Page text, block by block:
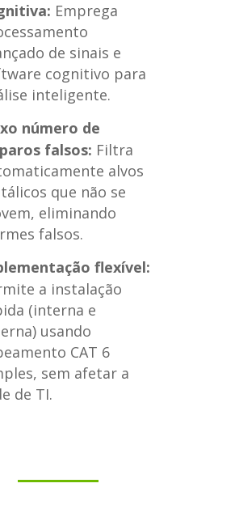
Emprega
de sinais e
cognitivo para
inteligente.
número de
falsos: Filtra
alvos
que não se
eliminando
falsos.
flexível:
a instalação
(interna e
usando
CAT 6
sem afetar a
de TI.